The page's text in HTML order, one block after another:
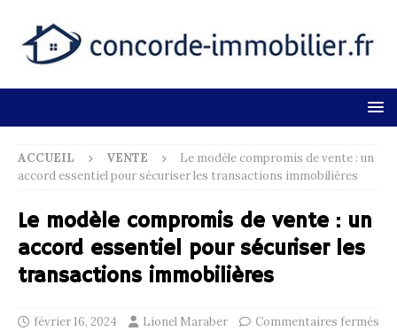
ACCUEIL VENTE
Le modèle compromis de vente : un
accord essentiel pour sécuriser les transactions immobilières
Le modèle compromis de vente : un
accord essentiel pour sécuriser les
transactions immobilières
février 16, 2024 Lionel Maraber Commentaires fermés